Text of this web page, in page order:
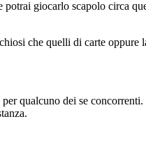
giocarlo scapolo circa
che quelli di carte
qualcuno dei se